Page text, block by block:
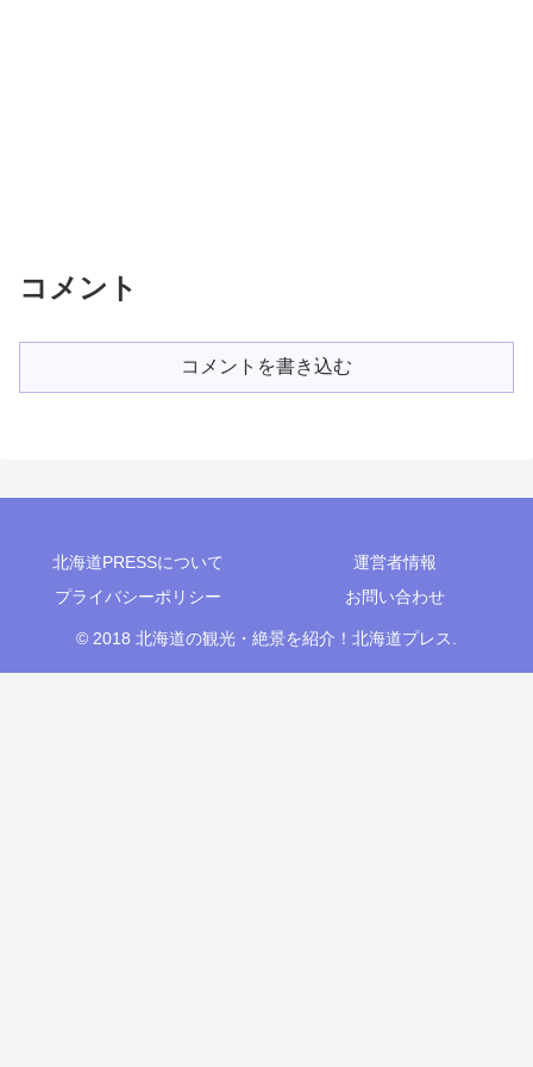
コメント
コメントを書き込む
北海道PRESSについて
運営者情報
プライバシーポリシー
お問い合わせ
© 2018 北海道の観光・絶景を紹介！北海道プレス.